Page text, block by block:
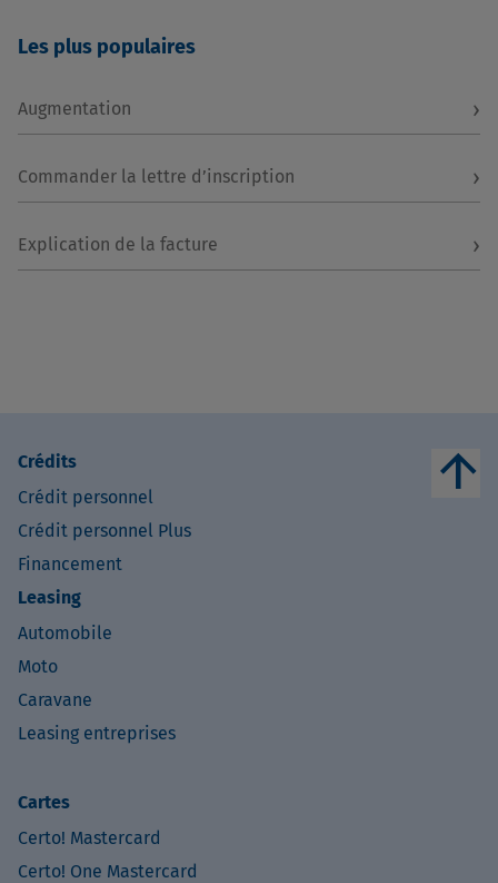
Les plus populaires
Augmentation ›
Commander la lettre d’inscription ›
Explication de la facture ›
Crédits
Crédit personnel
Crédit personnel Plus
Financement
Leasing
Automobile
Moto
Caravane
Leasing entreprises
Cartes
Certo! Mastercard
Certo! One Mastercard
arrow_upward